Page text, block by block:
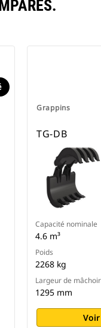
Grappins
TG-DB
Capacité nominale
4.6 m³
Poids
2268 kg
Largeur de
1295 mm